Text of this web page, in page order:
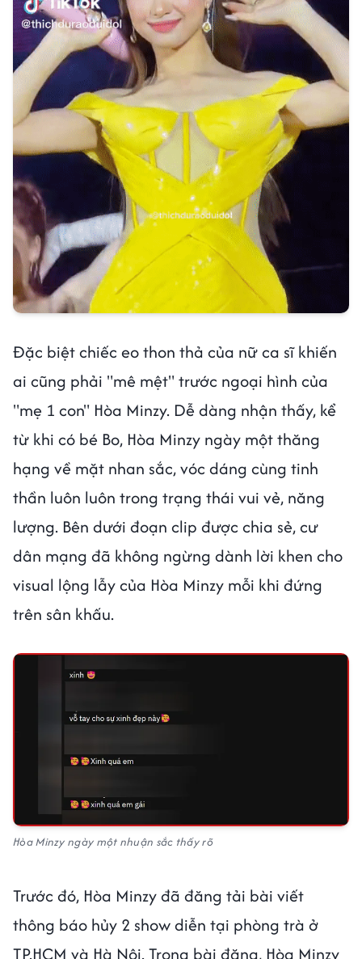
Đặc biệt chiếc eo thon thả của nữ ca sĩ khiến
ai cũng phải "mê mệt" trước ngoại hình của
"mẹ 1 con" Hòa Minzy. Dễ dàng nhận thấy, kể
từ khi có bé Bo, Hòa Minzy ngày một thăng
hạng về mặt nhan sắc, vóc dáng cùng tinh
thần luôn luôn trong trạng thái vui vẻ, năng
lượng. Bên dưới đoạn clip được chia sẻ, cư
dân mạng đã không ngừng dành lời khen cho
visual lộng lẫy của Hòa Minzy mỗi khi đứng
trên sân khấu.
Hòa Minzy ngày một nhuận sắc thấy rõ
Trước đó, Hòa Minzy đã đăng tải bài viết
thông báo hủy 2 show diễn tại phòng trà ở
TP.HCM và Hà Nội. Trong bài đăng, Hòa Minzy